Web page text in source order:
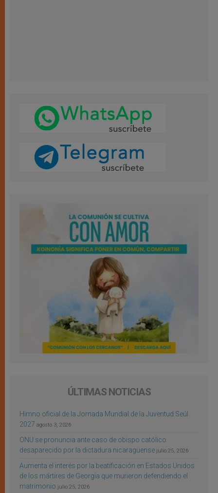
ÚLTIMAS NOTICIAS
Himno oficial de la Jornada Mundial de la Juventud Seúl
2027 agosto 3, 2026
ONU se pronuncia ante caso de obispo católico
desaparecido por la dictadura nicaragüense julio 25, 2026
Aumenta el interés por la beatificación en Estados Unidos
de los mártires de Georgia que murieron defendiendo el
matrimonio julio 25, 2026